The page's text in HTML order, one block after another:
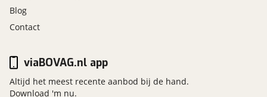
Blog
Contact
viaBOVAG.nl app
Altijd het meest recente aanbod bij de hand.
Download 'm nu.